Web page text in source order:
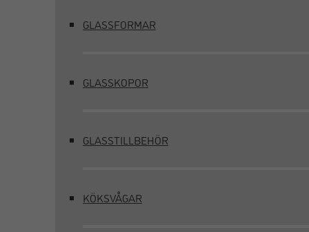
GLASSFORMAR
GLASSKOPOR
GLASSTILLBEHÖR
KÖKSVÅGAR